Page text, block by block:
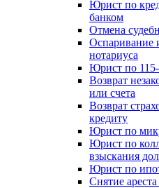
Юрист по
банком
Отмена
Оспаривание
нотариуса
Юрист по 115-
Возврат
или счета
Возврат
кредиту
Юрист по
Юрист по
взыскания
Юрист по
Снятие